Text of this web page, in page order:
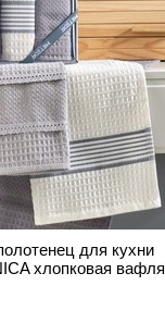
для кухни
хлопковая вафля